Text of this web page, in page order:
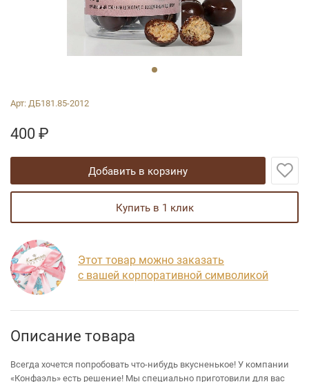
Арт:ДБ181.85-2012
400 ₽
добавить в корзину
купить в 1 клик
Этот товар можно заказать
с вашей корпоративной символикой
Описание товара
Всегда хочется попробовать что-нибудь вкусненькое! У компании
«Конфаэль» есть решение! Мы специально приготовили для вас